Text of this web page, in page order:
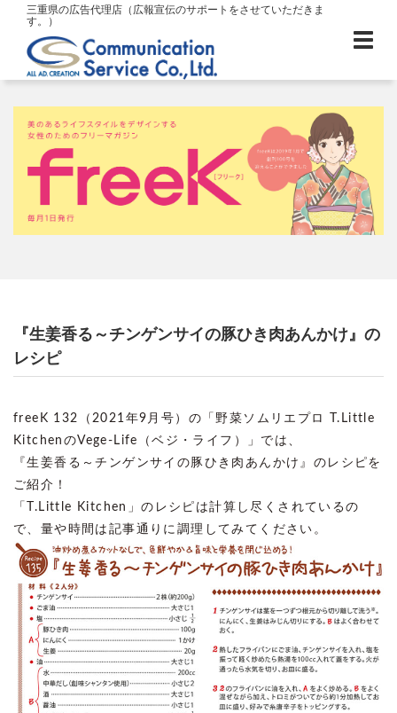
三重県の広告代理店（広報宣伝のサポートをさせていただきま
す。）
『生姜香る～チンゲンサイの豚ひき肉あんかけ』の
レシピ
freeK 132（2021年9月号）の「野菜ソムリエプロ T.Little
KitchenのVege-Life（ベジ・ライフ）」では、
『生姜香る～チンゲンサイの豚ひき肉あんかけ』のレシピを
ご紹介！
「T.Little Kitchen」のレシピは計算し尽くされているの
で、量や時間は記事通りに調理してみてください。